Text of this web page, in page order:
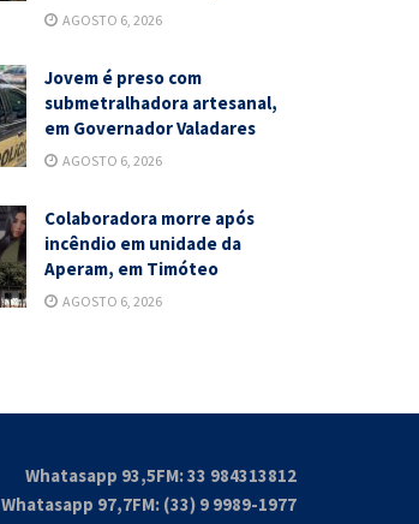
AGOSTO 6, 2026
Jovem é preso com
submetralhadora artesanal,
em Governador Valadares
AGOSTO 6, 2026
Colaboradora morre após
incêndio em unidade da
Aperam, em Timóteo
AGOSTO 6, 2026
Whatasapp 93,5FM: 33 984313812
Whatasapp 97,7FM: (33) 9 9989-1977